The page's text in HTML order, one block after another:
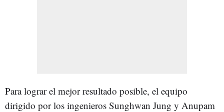
Para lograr el mejor resultado posible, el equipo
dirigido por los ingenieros Sunghwan Jung y Anupam